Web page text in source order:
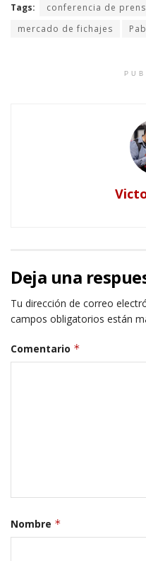
Tags: conferencia de
mercado de fichajes
Deja una
Tu dirección de correo
campos obligatorios están
Comentario *
Nombre *